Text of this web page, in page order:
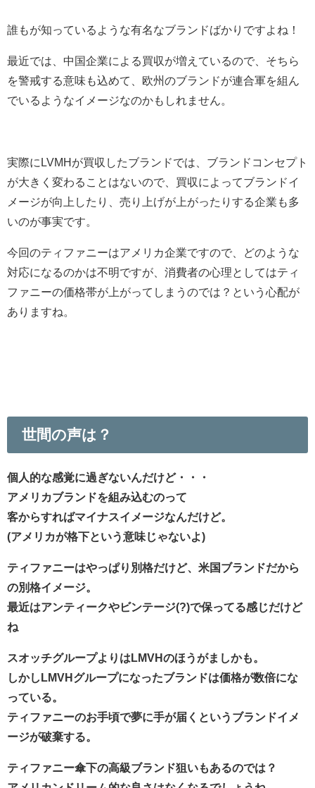
誰もが知っているような有名なブランドばかりですよね！
最近では、中国企業による買収が増えているので、そちら
を警戒する意味も込めて、欧州のブランドが連合軍を組ん
でいるようなイメージなのかもしれません。
実際にLVMHが買収したブランドでは、ブランドコンセプト
が大きく変わることはないので、買収によってブランドイ
メージが向上したり、売り上げが上がったりする企業も多
いのが事実です。
今回のティファニーはアメリカ企業ですので、どのような
対応になるのかは不明ですが、消費者の心理としてはティ
ファニーの価格帯が上がってしまうのでは？という心配が
ありますね。
世間の声は？
個人的な感覚に過ぎないんだけど・・・
アメリカブランドを組み込むのって
客からすればマイナスイメージなんだけど。
(アメリカが格下という意味じゃないよ)
ティファニーはやっぱり別格だけど、米国ブランドだから
の別格イメージ。
最近はアンティークやビンテージ(?)で保ってる感じだけど
ね
スオッチグループよりはLMVHのほうがましかも。
しかしLMVHグループになったブランドは価格が数倍にな
っている。
ティファニーのお手頃で夢に手が届くというブランドイメ
ージが破棄する。
ティファニー傘下の高級ブランド狙いもあるのでは？